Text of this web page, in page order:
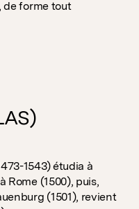
de forme tout
1543) étudia à
Rome (1500), puis,
(1501), revient